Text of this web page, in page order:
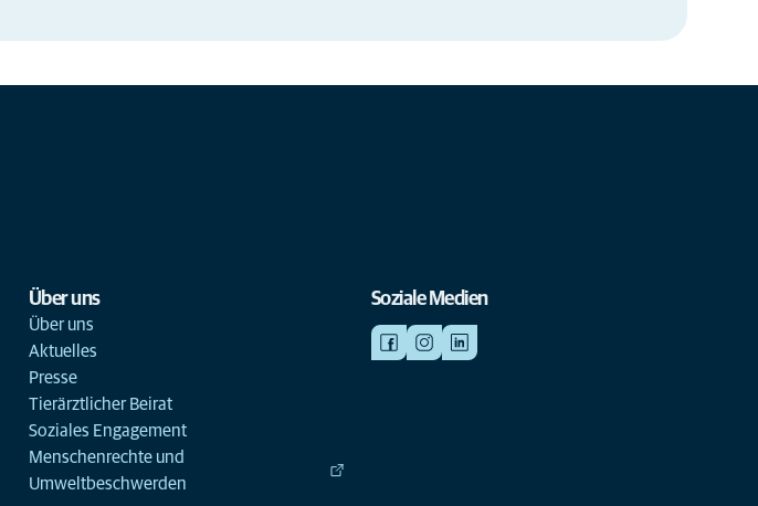
Über uns
Über uns
Aktuelles
Presse
Tierärztlicher Beirat
Soziales Engagement
Menschenrechte und
Umweltbeschwerden
Soziale Medien